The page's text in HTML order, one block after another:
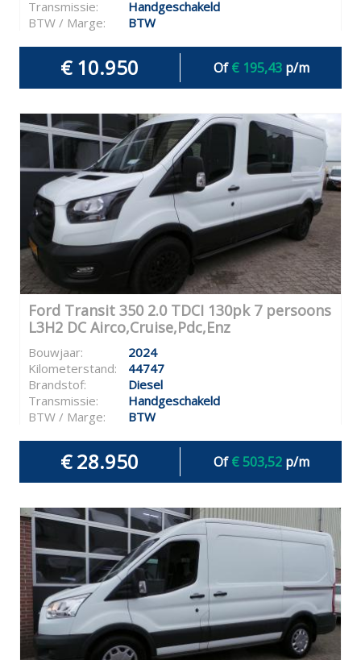
Transmissie:
Handgeschakeld
BTW / Marge:
BTW
€ 10.950 Of€ 195,43p/m
Ford Transit 350 2.0 TDCI 130pk 7 persoons
L3H2 DC Airco,Cruise,Pdc,Enz
Bouwjaar:
2024
Kilometerstand:
44747
Brandstof:
Diesel
Transmissie:
Handgeschakeld
BTW / Marge:
BTW
€ 28.950 Of€ 503,52p/m